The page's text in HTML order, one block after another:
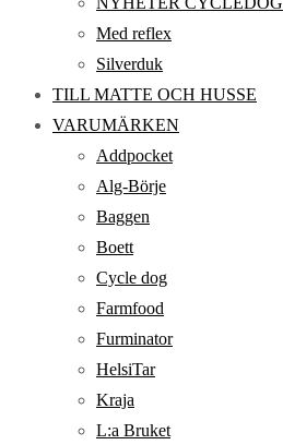
Med reflex
Silverduk
TILL MATTE OCH HUSSE
VARUMÄRKEN
Addpocket
Alg-Börje
Baggen
Boett
Cycle dog
Farmfood
Furminator
HelsiTar
Kraja
L:a Bruket